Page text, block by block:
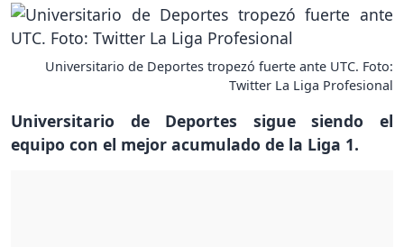
Universitario de Deportes tropezó fuerte ante UTC. Foto:
Twitter La Liga Profesional
Universitario de Deportes sigue siendo el
equipo con el mejor acumulado de la Liga 1.